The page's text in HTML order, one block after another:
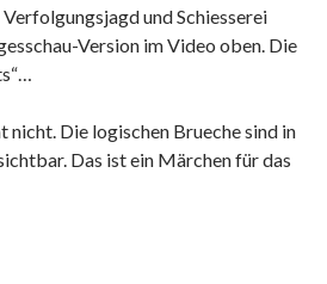
Verfolgungsjagd und Schiesserei
Version im Video oben. Die
nicht. Die logischen Brueche sind in
Das ist ein Märchen für das